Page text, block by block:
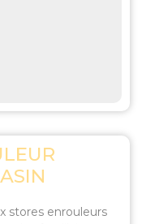
stores enrouleurs